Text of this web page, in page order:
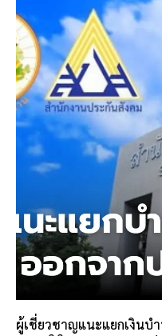
ผู้เชี่ยวชาญแนะแยกเงินบ